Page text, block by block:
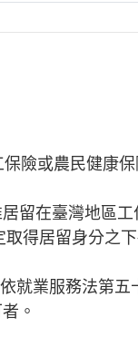
險或農民健康
留在臺灣地區
得居留身分之
就業服務法第
。